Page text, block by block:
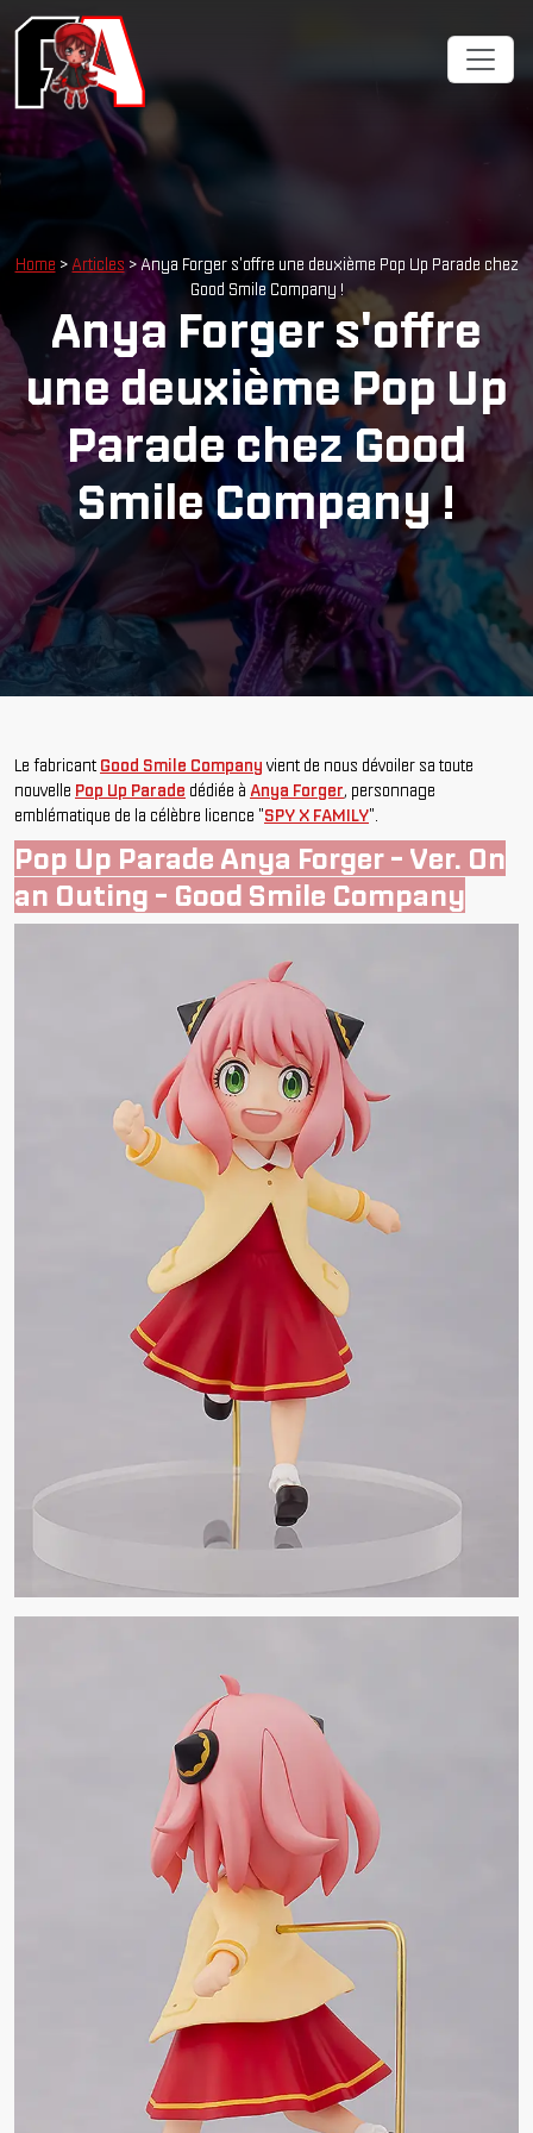
Home > Articles > Anya Forger s'offre une deuxième Pop Up Parade chez
Good Smile Company !
Anya Forger s'offre
une deuxième Pop Up
Parade chez Good
Smile Company !
Le fabricant Good Smile Company vient de nous dévoiler sa toute
nouvelle Pop Up Parade dédiée à Anya Forger, personnage
emblématique de la célèbre licence "SPY X FAMILY".
Pop Up Parade Anya Forger - Ver. On
an Outing - Good Smile Company
Cookies management panel